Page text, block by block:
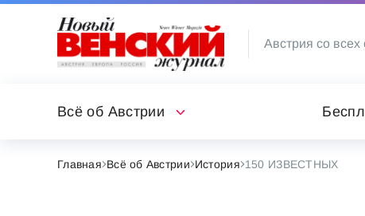
Австрия со всех
Всё об Австрии
Главная Всё об Австрии История 150 ИЗВЕСТНЫХ